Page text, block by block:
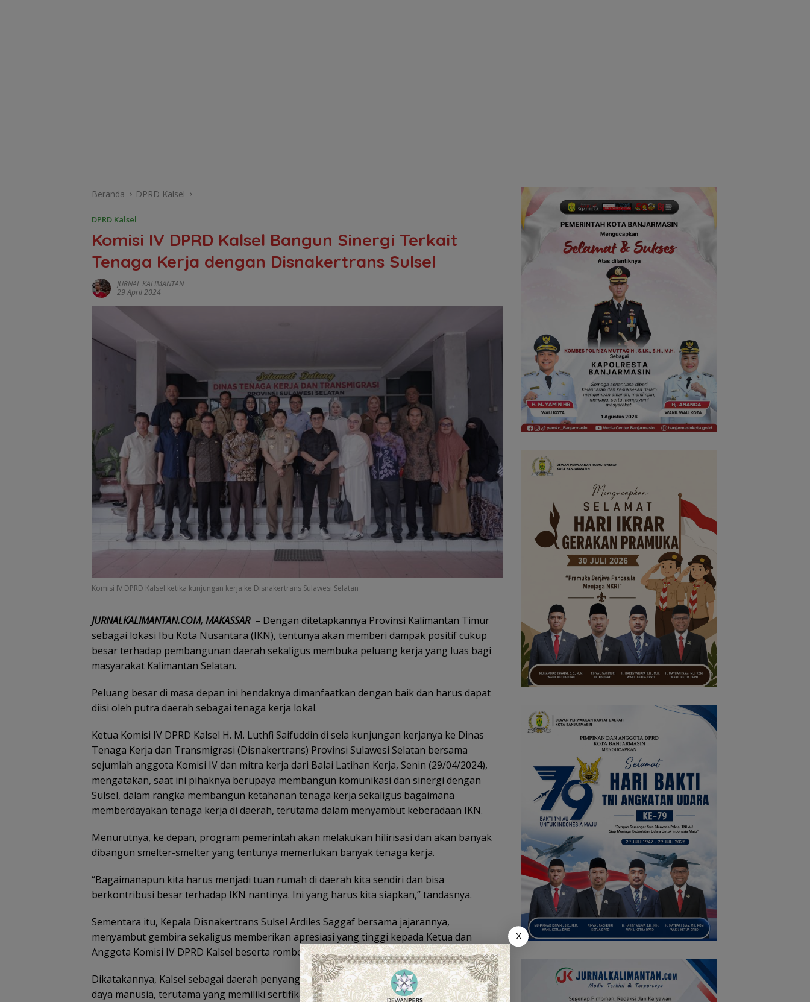
Beranda DPRD Kalsel
DPRD Kalsel
Komisi IV DPRD Kalsel Bangun Sinergi Terkait
Tenaga Kerja dengan Disnakertrans Sulsel
JURNAL KALIMANTAN
29 April 2024
Komisi IV DPRD Kalsel ketika kunjungan kerja ke Disnakertrans Sulawesi Selatan
JURNALKALIMANTAN.COM, MAKASSAR – Dengan ditetapkannya Provinsi Kalimantan Timur
sebagai lokasi Ibu Kota Nusantara (IKN), tentunya akan memberi dampak positif cukup
besar terhadap pembangunan daerah sekaligus membuka peluang kerja yang luas bagi
masyarakat Kalimantan Selatan.
Peluang besar di masa depan ini hendaknya dimanfaatkan dengan baik dan harus dapat
diisi oleh putra daerah sebagai tenaga kerja lokal.
Ketua Komisi IV DPRD Kalsel H. M. Luthfi Saifuddin di sela kunjungan kerjanya ke Dinas
Tenaga Kerja dan Transmigrasi (Disnakertrans) Provinsi Sulawesi Selatan bersama
sejumlah anggota Komisi IV dan mitra kerja dari Balai Latihan Kerja, Senin (29/04/2024),
mengatakan, saat ini pihaknya berupaya membangun komunikasi dan sinergi dengan
Sulsel, dalam rangka membangun ketahanan tenaga kerja sekaligus bagaimana
memberdayakan tenaga kerja di daerah, terutama dalam menyambut keberadaan IKN.
Menurutnya, ke depan, program pemerintah akan melakukan hilirisasi dan akan banyak
dibangun smelter-smelter yang tentunya memerlukan banyak tenaga kerja.
“Bagaimanapun kita harus menjadi tuan rumah di daerah kita sendiri dan bisa
berkontribusi besar terhadap IKN nantinya. Ini yang harus kita siapkan,” tandasnya.
Sementara itu, Kepala Disnakertrans Sulsel Ardiles Saggaf bersama jajarannya,
menyambut gembira sekaligus memberikan apresiasi yang tinggi kepada Ketua dan
Anggota Komisi IV DPRD Kalsel beserta rombongan yang bertandang ke kantornya.
Dikatakannya, Kalsel sebagai daerah penyangga IKN tentu perlu juga menyiapkan sumber
daya manusia, terutama yang memiliki sertifikasi kompetensi, khususnya di bidang alat
X